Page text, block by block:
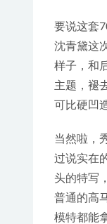
要说这套
沈青黛这
样子，和
主题，褪
可比硬凹
当然啦，
过说实在
头的特写
普通的高
模特都能